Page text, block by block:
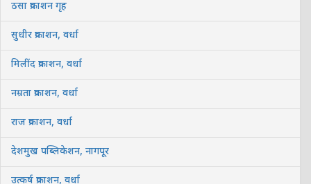
ठसा प्रकाशन गृह
सुधीर प्रकाशन, वर्धा
मिलींद प्रकाशन, वर्धा
नम्रता प्रकाशन, वर्धा
राज प्रकाशन, वर्धा
देशमुख पब्लिकेशन, नागपूर
उत्कर्ष प्रकाशन, वर्धा